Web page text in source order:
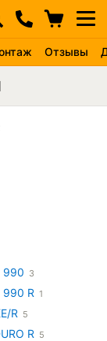
Отзывы
990 3
990 R 1
R 5
R 5